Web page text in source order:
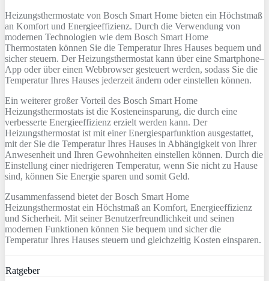
Heizungsthermostate von Bosch Smart Home bieten ein Höchstmaß
an Komfort und Energieeffizienz. Durch die Verwendung von
modernen Technologien wie dem Bosch Smart Home
Thermostaten können Sie die TemperaturIhres Hauses bequem und
sichersteuern. DerHeizungsthermostat kann übereine Smartphone–
App oderübereinen Webbrowsergesteuert werden, sodass Sie die
TemperaturIhres Hauses jederzeit ändern odereinstellen können.
Ein weiterergroßerVorteil des Bosch Smart Home
Heizungsthermostats ist die Kosteneinsparung, die durch eine
verbesserte Energieeffizienz erzielt werden kann. Der
Heizungsthermostat ist mit einerEnergiesparfunktion ausgestattet,
mit derSie die TemperaturIhres Hauses in Abhängigkeit von Ihrer
Anwesenheit und Ihren Gewohnheiten einstellen können. Durch die
Einstellung einerniedrigeren Temperatur, wenn Sie nicht zu Hause
sind, können Sie Energie sparen und somit Geld.
Zusammenfassend bietet derBosch Smart Home
Heizungsthermostat ein Höchstmaß an Komfort, Energieeffizienz
und Sicherheit. Mit seinerBenutzerfreundlichkeit und seinen
modernen Funktionen können Sie bequem und sicherdie
TemperaturIhres Hauses steuern und gleichzeitig Kosten einsparen.
Ratgeber